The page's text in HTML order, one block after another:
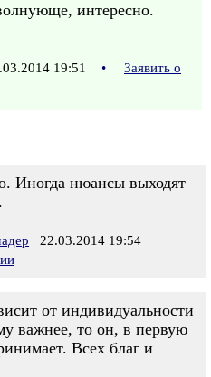
интересно.
19:51 •
Заявить о
Иногда нюансы выходят
22.03.2014 19:54
от индивидуальности
важнее, то он, в первую
Всех благ и